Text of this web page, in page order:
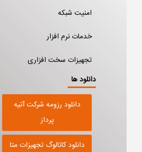
امنیت شبکه
خدمات نرم افزار
تجهیزات سخت افزاری
دانلود ها
دانلود رزومه شرکت آتیه
پرداز
دانلود کاتالوگ تجهیزات متا